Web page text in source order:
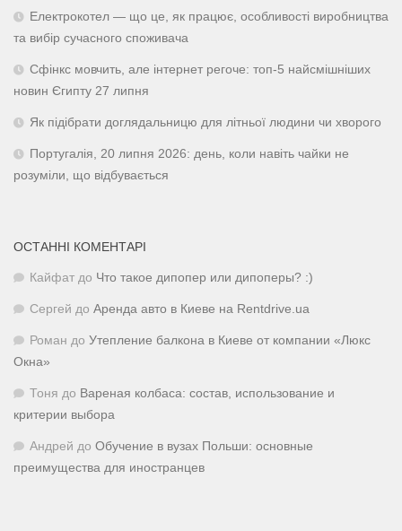
Електрокотел — що це, як працює, особливості виробництва
та вибір сучасного споживача
Сфінкс мовчить, але інтернет регоче: топ-5 найсмішніших
новин Єгипту 27 липня
Як підібрати доглядальницю для літньої людини чи хворого
Португалія, 20 липня 2026: день, коли навіть чайки не
розуміли, що відбувається
ОСТАННІ КОМЕНТАРІ
Кайфат до Что такое дипопер или дипоперы? :)
Сергей до Аренда авто в Киеве на Rentdrive.ua
Роман до Утепление балкона в Киеве от компании «Люкс
Окна»
Тоня до Вареная колбаса: состав, использование и
критерии выбора
Андрей до Обучение в вузах Польши: основные
преимущества для иностранцев